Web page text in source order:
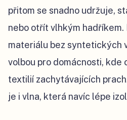
přitom se snadno udržuje,
nebo otřít vlhkým hadříkem.
materiálu bez syntetických
volbou pro domácnosti, kde
textilií zachytávajících
je i vlna, která navíc lépe